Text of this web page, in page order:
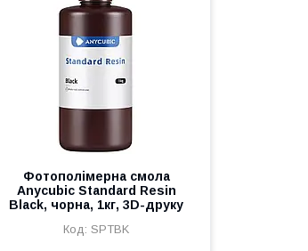
Фотополімерна смола
Anycubic Standard Resin
Black, чорна, 1кг, 3D-друку
SPTBK